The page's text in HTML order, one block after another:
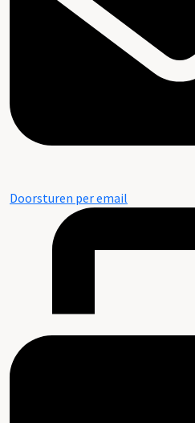
Doorsturen per email